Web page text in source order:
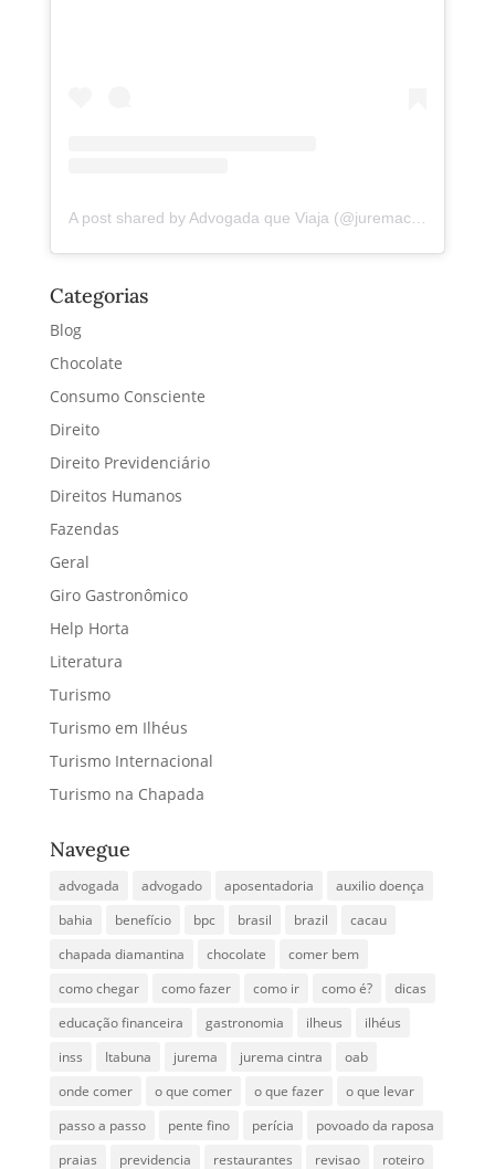
A post shared by Advogada que Viaja (@juremacintra)
Categorias
Blog
Chocolate
Consumo Consciente
Direito
Direito Previdenciário
Direitos Humanos
Fazendas
Geral
Giro Gastronômico
Help Horta
Literatura
Turismo
Turismo em Ilhéus
Turismo Internacional
Turismo na Chapada
Navegue
advogada advogado aposentadoria
auxilio doença
bahia
benefício bpc brasil brazil
cacau
chapada diamantina
chocolate
comer bem
como chegar
como fazer como ir como é?
dicas
educação financeira
gastronomia ilheus
ilhéus
inss
Itabuna jurema jurema cintra
oab
onde comer
o que comer o que fazer
o que levar
passo a passo
pente fino perícia
povoado da raposa
praias
previdencia restaurantes revisao roteiro